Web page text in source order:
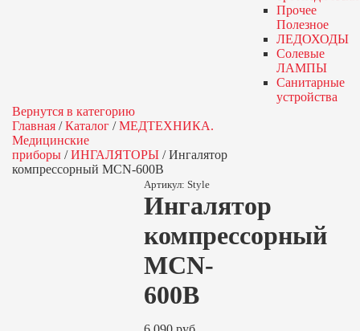
Прочее
Полезное
ЛЕДОХОДЫ
Солевые
ЛАМПЫ
Санитарные
устройства
Вернутся в категорию
Главная /Каталог /МЕДТЕХНИКА.
Медицинские
приборы /ИНГАЛЯТОРЫ /Ингалятор
компрессорный MCN-600B
Артикул:Style
Ингалятор
компрессорный
MCN-
600B